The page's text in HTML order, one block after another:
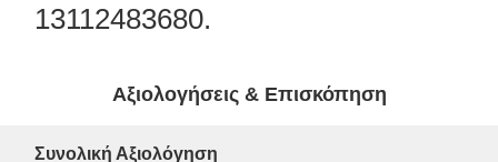
13112483680.
Αξιολογήσεις & Επισκόπηση
Συνολική Αξιολόγηση